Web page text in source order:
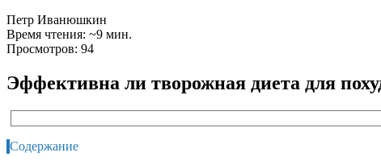
Петр Иванюшкин
Время чтения: ~9 мин.
Просмотров: 94
Эффективна ли творожная диета для
Содержание